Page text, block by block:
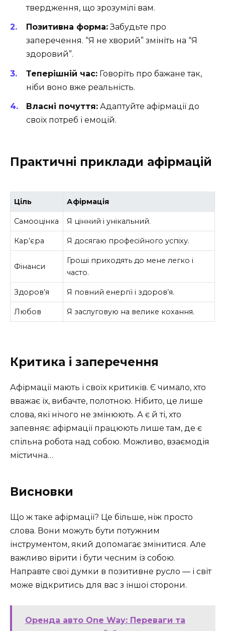
твердження, що зрозумілі вам.
Позитивна форма:Забудьте про
заперечення. “Я не хворий” змініть на “Я
здоровий”.
Теперішній час: Говоріть про бажане так,
ніби воно вже реальність.
Власні почуття: Адаптуйте афірмації до
своїх потреб і емоцій.
Практичні приклади афірмацій
Ціль Афірмація
Самооцінка Я цінний і унікальний.
Кар’єра Я досягаю професійного успіху.
Фінанси
Гроші приходять до мене легко і
часто.
Здоров’я Я повний енергії і здоров’я.
Любов Я заслуговую на велике кохання.
Критика і заперечення
Афірмації мають і своїх критиків. Є чимало, хто
вважає їх, вибачте, полотною. Нібито, це лише
слова, які нічого не змінюють. А є й ті, хто
запевняє: афірмації працюють лише там, де є
спільна робота над собою. Можливо, взаємодія
містична…
Висновки
Що ж таке афірмації? Це більше, ніж просто
слова. Вони можуть бути потужним
інструментом, який допомагає змінитися. Але
важливо вірити і бути чесним із собою.
Направте свої думки в позитивне русло — і світ
може відкритись для вас з іншої сторони.
Оренда авто One Way: Переваги та